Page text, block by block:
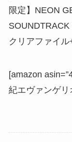
限定】NEON
クリアファイ
[amazon
紀エヴァンゲリ